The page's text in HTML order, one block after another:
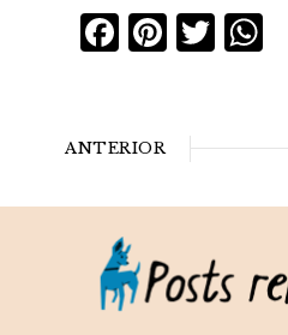
Facebook
ANTERIOR